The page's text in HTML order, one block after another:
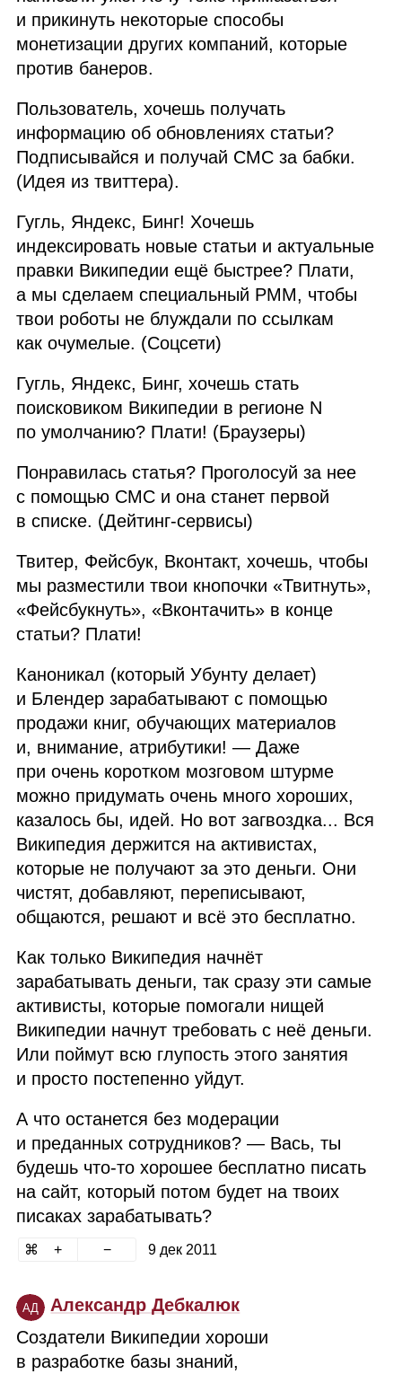
и прикинуть некоторые способы
монетизации других компаний, которые
против банеров.
Пользователь, хочешь получать
информацию об обновлениях статьи?
Подписывайся и получай СМС за бабки.
(Идея из твиттера).
Гугль, Яндекс, Бинг! Хочешь
индексировать новые статьи и актуальные
правки Википедии ещё быстрее? Плати,
а мы сделаем специальный РММ, чтобы
твои роботы не блуждали по ссылкам
как очумелые. (Соцсети)
Гугль, Яндекс, Бинг, хочешь стать
поисковиком Википедии в регионе N
по умолчанию? Плати! (Браузеры)
Понравилась статья? Проголосуй за нее
с помощью СМС и она станет первой
в списке. (Дейтинг‑сервисы)
Твитер, Фейсбук, Вконтакт, хочешь, чтобы
мы разместили твои кнопочки «Твитнуть»,
«Фейсбукнуть», «Вконтачить» в конце
статьи? Плати!
Каноникал (который Убунту делает)
и Блендер зарабатывают с помощью
продажи книг, обучающих материалов
и, внимание, атрибутики! — Даже
при очень коротком мозговом штурме
можно придумать очень много хороших,
казалось бы, идей. Но вот загвоздка... Вся
Википедия держится на активистах,
которые не получают за это деньги. Они
чистят, добавляют, переписывают,
общаются, решают и всё это бесплатно.
Как только Википедия начнёт
зарабатывать деньги, так сразу эти самые
активисты, которые помогали нищей
Википедии начнут требовать с неё деньги.
Или поймут всю глупость этого занятия
и просто постепенно уйдут.
А что останется без модерации
и преданных сотрудников? — Вась, ты
будешь что‑то хорошее бесплатно писать
на сайт, который потом будет на твоих
писаках зарабатывать?
9 дек 2011
АД
Александр Дебкалюк
Создатели Википедии хороши
в разработке базы знаний,